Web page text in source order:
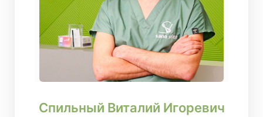
Спильный Виталий Игоревич